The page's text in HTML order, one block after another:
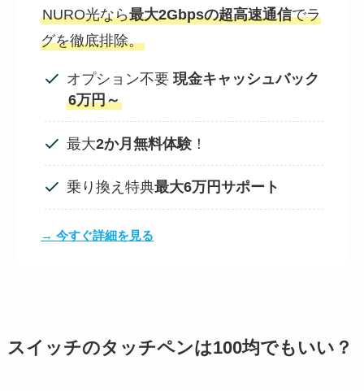
NURO光なら最大2Gbpsの超高速通信でラ
グを徹底排除。
オプション不要 現金キャッシュバック
6万円～
最大2か月無料体験！
乗り換え特典最大6万円サポート
→ 今すぐ詳細を見る
スイッチのタッチペンは100均でもいい？